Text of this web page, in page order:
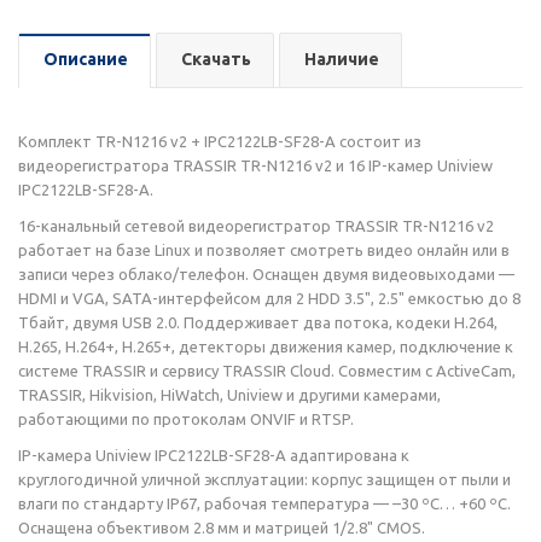
Описание Скачать Наличие
Комплект TR-N1216 v2 + IPC2122LB-SF28-A состоит из
видеорегистратора TRASSIR TR-N1216 v2 и 16 IP-камер Uniview
IPC2122LB-SF28-A.
16-канальный сетевой видеорегистратор TRASSIR TR-N1216 v2
работает на базе Linux и позволяет смотреть видео онлайн или в
записи через облако/телефон. Оснащен двумя видеовыходами —
HDMI и VGA, SATA-интерфейсом для 2 HDD 3.5", 2.5" емкостью до 8
Тбайт, двумя USB 2.0. Поддерживает два потока, кодеки H.264,
H.265, H.264+, H.265+, детекторы движения камер, подключение к
системе TRASSIR и сервису TRASSIR Cloud. Совместим с ActiveCam,
TRASSIR, Hikvision, HiWatch, Uniview и другими камерами,
работающими по протоколам ONVIF и RTSP.
IP-камера Uniview IPC2122LB-SF28-A адаптирована к
круглогодичной уличной эксплуатации: корпус защищен от пыли и
влаги по стандарту IP67, рабочая температура — –30 ºС… +60 ºС.
Оснащена объективом 2.8 мм и матрицей 1/2.8" CMOS.